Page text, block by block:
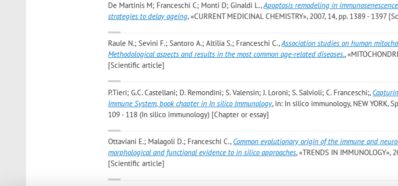
De Martinis M; Franceschi C; Monti D; Ginaldi L.,Apoptosis remodeling in
strategies to delay ageing, «CURRENT MEDICINAL CHEMISTRY», 2007, 14, pp. 1389 - 1397
Raule N.; Sevini F.; Santoro A.; Altilia S.; Franceschi C.,Association studies on human
Methodological aspects and results in the most common age-related diseases.,
[Scientific article]
P.Tieri; G.C. Castellani; D. Remondini; S. Valensin; J. Loroni; S. Salvioli; C. Franceschi;,
Immune System, book chapter in In silico Immunology, in: In silico immunology, NEW YORK,
109 - 118 (In silico immunology) [Chapter or essay]
Ottaviani E.; Malagoli D.; Franceschi C., Common evolutionary origin of the immune and
morphological and functional evidence to in silico approaches, «TRENDS IN IMMUNOLOGY»,
[Scientific article]